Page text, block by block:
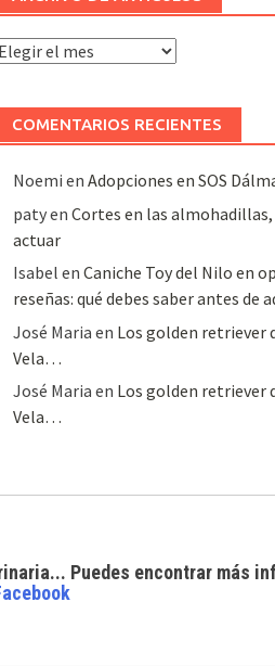
Archivo
COMENTARIOS RECIENTES
Noemi en Adopciones en SOS
patyen Cortes en las
actuar
Isabel en Caniche Toy del Nilo en
reseñas: qué debes saber antes de
José Maria en Los golden retriever
Vela…
José Maria en Los golden retriever
Vela…
Puedes encontrar más